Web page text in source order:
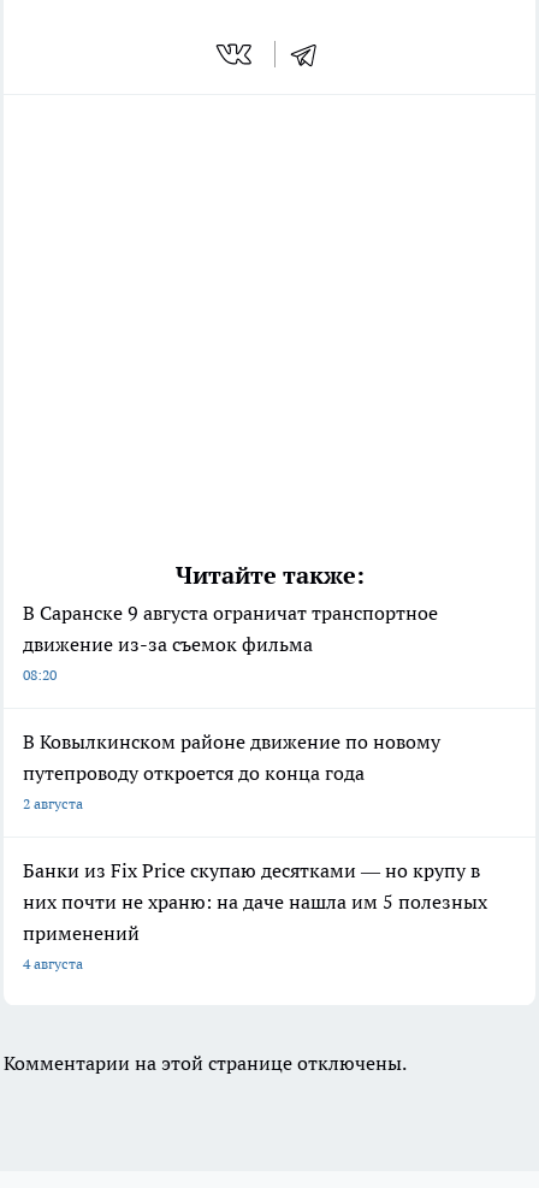
Читайте также:
В Саранске 9 августа ограничат транспортное
движение из-за съемок фильма
08:20
В Ковылкинском районе движение по новому
путепроводу откроется до конца года
2 августа
Банки из Fix Price скупаю десятками — но крупу в
них почти не храню: на даче нашла им 5 полезных
применений
4 августа
Комментарии на этой странице отключены.